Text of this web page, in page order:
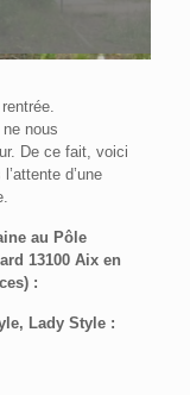
ne nous
De ce fait, voici
d’une
au Pôle
13100 Aix en
:
Lady Style :